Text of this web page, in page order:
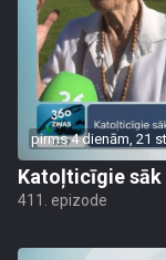
pirms 4 dienām, 21
Katoļticīgie sāk
411. epizode